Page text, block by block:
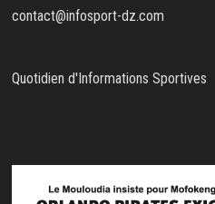
contact@infosport-dz.com
Quotidien d'Informations Sportives